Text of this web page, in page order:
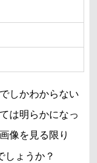
しかわからない
は明らかになっ
像を見る限り
しょうか？